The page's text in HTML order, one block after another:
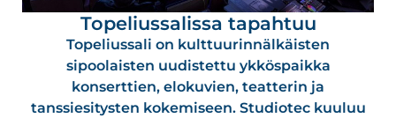
Topeliussalissa tapahtuu
Topeliussali on kulttuurinnälkäisten
sipoolaisten uudistettu ykköspaikka
konserttien, elokuvien, teatterin ja
tanssiesitysten kokemiseen. Studiotec kuuluu